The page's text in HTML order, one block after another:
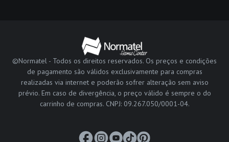
©Normatel - Todos os direitos reservados. Os preços e condições
de pagamento são válidos exclusivamente para compras
realizadas via internet e poderão sofrer alteração sem aviso
prévio. Em caso de divergência, o preço válido é sempre o do
carrinho de compras. CNPJ: 09.267.050/0001-04.